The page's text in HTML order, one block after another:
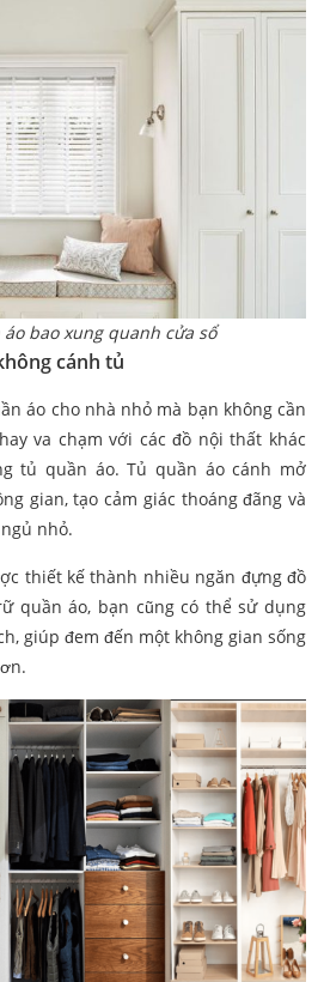
bao xung quanh cửa sổ
cánh tủ
áo cho nhà nhỏ mà bạn không cần
va chạm với các đồ nội thất khác
tủ quần áo. Tủ quần áo cánh mở
gian, tạo cảm giác thoáng đãng và
nhỏ.
thiết kế thành nhiều ngăn đựng đồ
quần áo, bạn cũng có thể sử dụng
giúp đem đến một không gian sống